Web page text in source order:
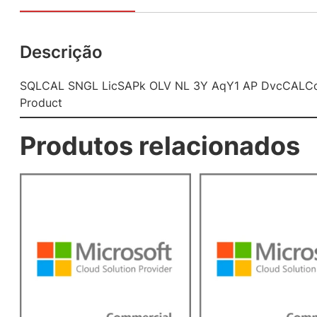
Descrição
SQLCAL SNGL LicSAPk OLV NL 3Y AqY1 AP
Product
Produtos relacionados